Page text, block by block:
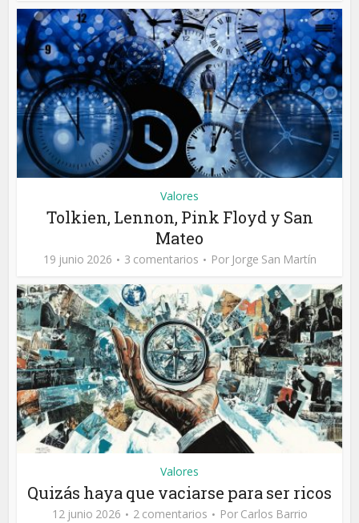
Valores
Tolkien, Lennon, Pink Floyd y San
Mateo
19 junio 2026 3 comentarios Por Jorge San Martín
Valores
Quizás haya que vaciarse para ser ricos
12 junio 2026 2 comentarios Por Carlos Barrio